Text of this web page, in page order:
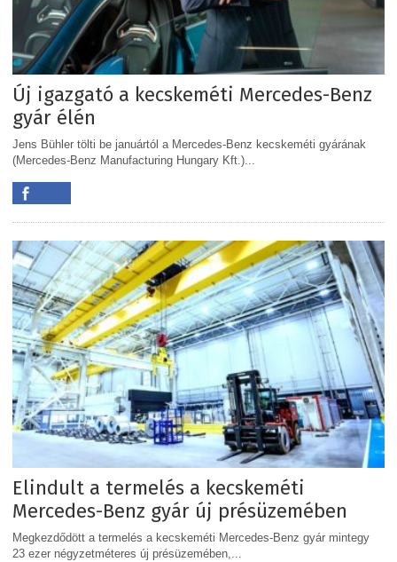
Új igazgató a kecskeméti Mercedes-Benz
gyár élén
Jens Bühler tölti be januártól a Mercedes-Benz kecskeméti gyárának
(Mercedes-Benz Manufacturing Hungary Kft.)...
Elindult a termelés a kecskeméti
Mercedes-Benz gyár új présüzemében
Megkezdődött a termelés a kecskeméti Mercedes-Benz gyár mintegy
23 ezer négyzetméteres új présüzemében,...